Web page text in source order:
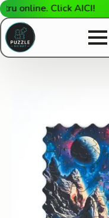
online. Click AICI!